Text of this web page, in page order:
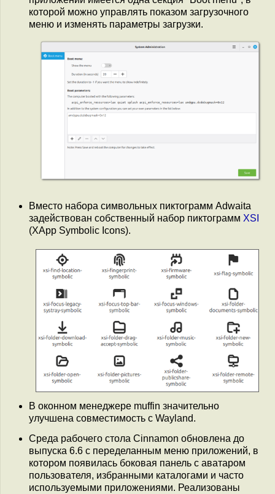
которой можно управлять показом загрузочного
меню и изменять параметры загрузки.
Вместо набора символьных пиктограмм Adwaita
задействован собственный набор пиктограмм XSI
(XApp Symbolic Icons).
В оконном менеджере muffin значительно
улучшена совместимость с Wayland.
Среда рабочего стола Cinnamon обновлена до
выпуска 6.6 с переделанным меню приложений, в
котором появилась боковая панель с аватаром
пользователя, избранными каталогами и часто
используемыми приложениями. Реализованы